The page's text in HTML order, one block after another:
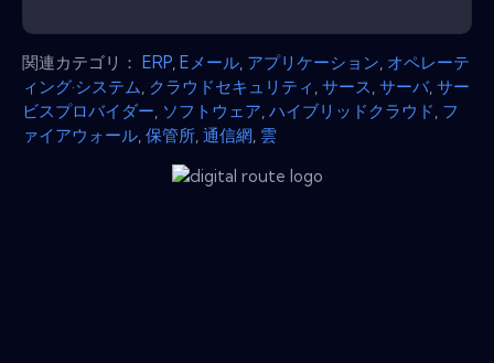
関連カテゴリ： ERP Eメール アプリケーション オペレーテ
ィング·システム クラウドセキュリティ サース サーバ, サー
ビスプロバイダー ソフトウェア ハイブリッドクラウド フ
ァイアウォール 保管所 通信網 雲